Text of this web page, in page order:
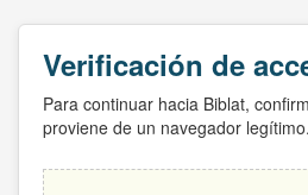
Verificación de
Para continuar hacia Biblat,
proviene de un navegador legítimo.